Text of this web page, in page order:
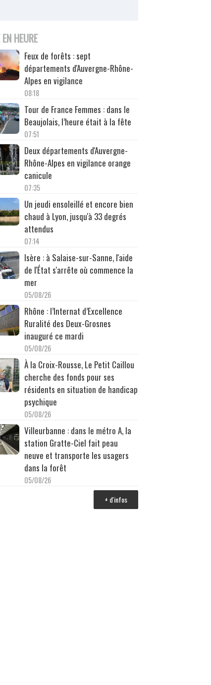
HEURE
Feux de forêts : sept
départements d'Auvergne-Rhône-
Alpes en vigilance
08:18
Tour de France Femmes : dans le
Beaujolais, l’heure était à la fête
07:51
Deux départements d'Auvergne-
Rhône-Alpes en vigilance orange
canicule
07:35
Un jeudi ensoleillé et encore bien
chaud à Lyon, jusqu'à 33 degrés
attendus
07:14
Isère : à Salaise-sur-Sanne, l'aide
de l'État s'arrête où commence la
mer
05/08/26
Rhône : l’Internat d’Excellence
Ruralité des Deux-Grosnes
inauguré ce mardi
05/08/26
À la Croix-Rousse, Le Petit Caillou
cherche des fonds pour ses
résidents en situation de handicap
psychique
05/08/26
Villeurbanne : dans le métro A, la
station Gratte-Ciel fait peau
neuve et transporte les usagers
dans la forêt
05/08/26
+ d'infos